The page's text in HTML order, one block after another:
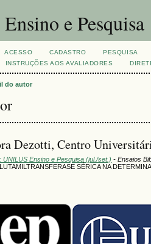
e Pesquisa
ACESSO CADASTRO PESQUISA
INSTRUÇÕES AOS AVALIADORES
do autor
Dezotti, Centro
UNILUS Ensino e Pesquisa (jul./set.) - Ensaios
SÉRICA NA